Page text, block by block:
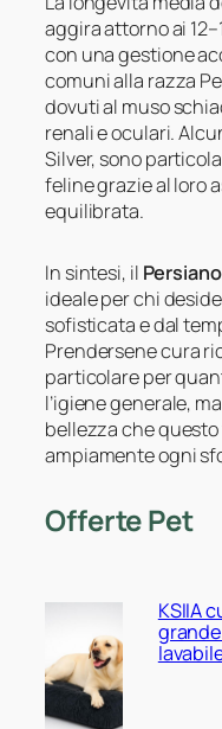
aggira attorno ai
con una gestione
comuni alla razza
dovuti al muso
renali e oculari.
Silver, sono
feline grazie al loro
equilibrata.
In sintesi, il
ideale per chi
sofisticata e dal
Prendersene cura
particolare per
l’igiene generale,
bellezza che
ampiamente ogni
Offerte Pet
KSIIA